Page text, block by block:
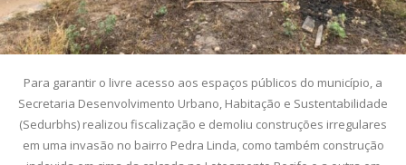
Para garantir o livre acesso aos espaços públicos do município, a
Secretaria Desenvolvimento Urbano, Habitação e Sustentabilidade
(Sedurbhs) realizou fiscalização e demoliu construções irregulares
em uma invasão no bairro Pedra Linda, como também construção